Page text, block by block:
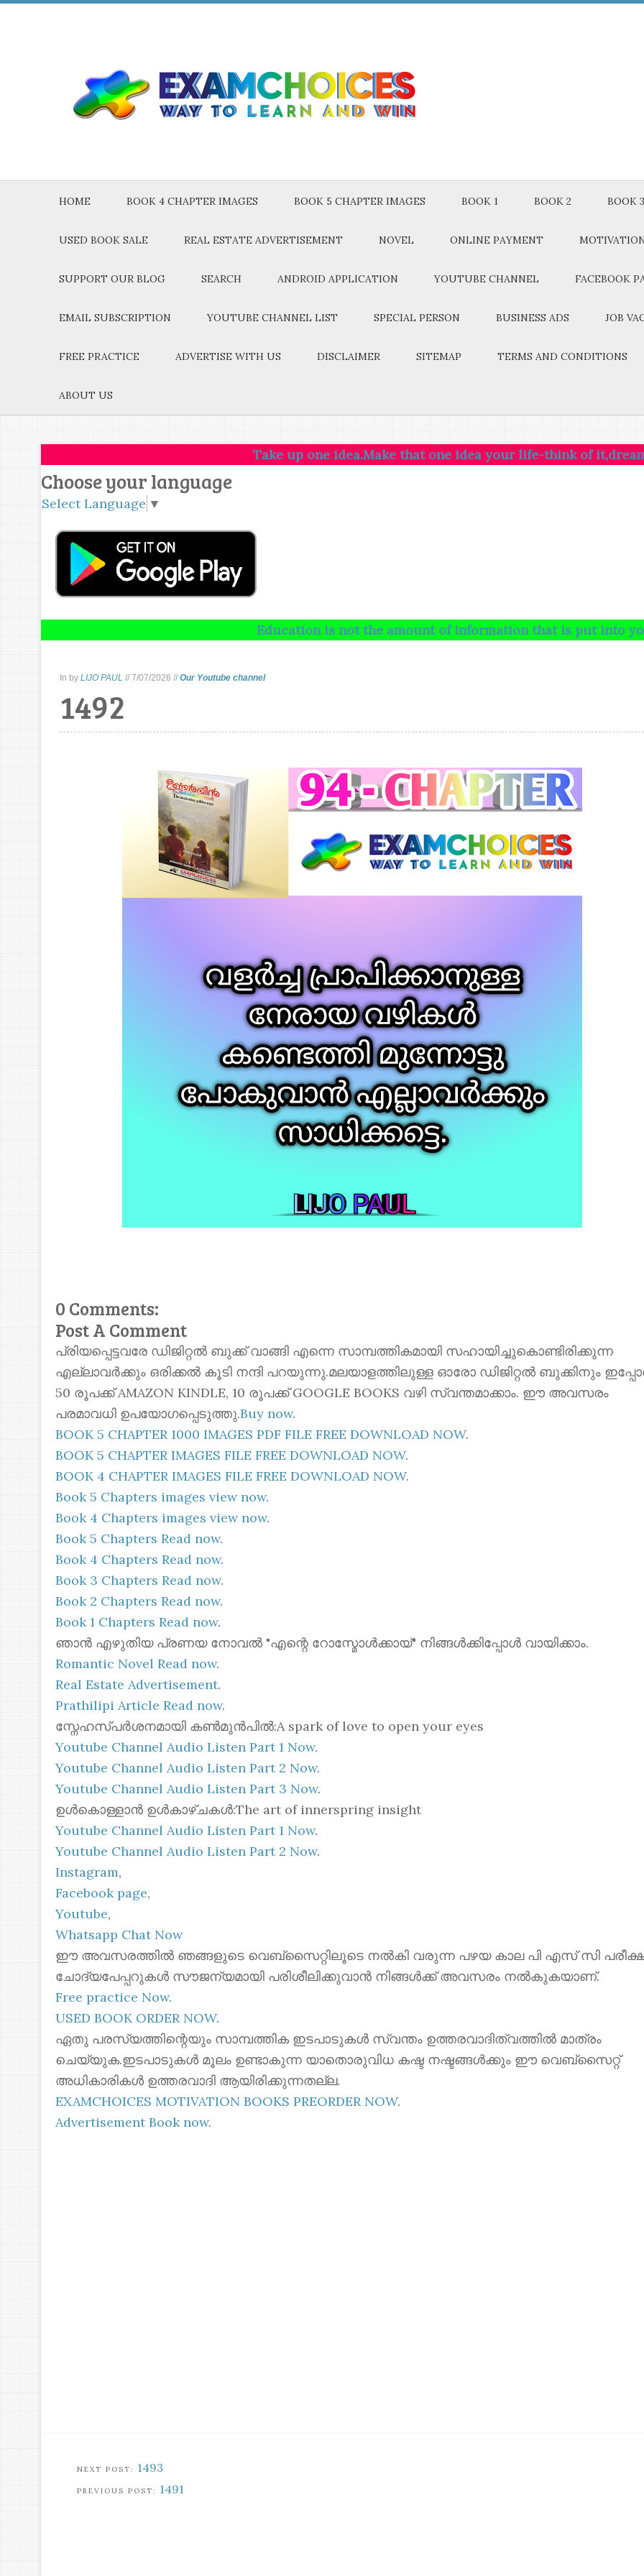
HOME BOOK 4 CHAPTER IMAGES BOOK 5 CHAPTER IMAGES BOOK 1 BOOK 2 BOOK 3
USED BOOK SALE REAL ESTATE ADVERTISEMENT NOVEL ONLINE PAYMENT
SUPPORT OUR BLOG SEARCH ANDROID APPLICATION YOUTUBE CHANNEL FACEBOOK
EMAIL SUBSCRIPTION YOUTUBE CHANNEL LIST SPECIAL PERSON BUSINESS ADS JOB
FREE PRACTICE ADVERTISE WITH US DISCLAIMER SITEMAP TERMS AND CONDITIONS
ABOUT US
Take up one idea.Make that one idea your life-think of it,dream of
Choose your language
Select Language ▼
Education is not the amount of information that is put into your brain
In by LIJO PAUL // 7/07/2026 // Our Youtube channel
1492
0 Comments:
Post A Comment
പ്രിയപ്പെട്ടവരേ ഡിജിറ്റൽ ബുക്ക് വാങ്ങി എന്നെ സാമ്പത്തികമായി സഹായിച്ചുകൊണ്ടിരിക്കുന്ന
എല്ലാവർക്കും ഒരിക്കൽ കൂടി നന്ദി പറയുന്നു.മലയാളത്തിലുള്ള ഓരോ ഡിജിറ്റൽ ബുക്കിനും
50 രൂപക്ക് AMAZON KINDLE, 10 രൂപക്ക് GOOGLE BOOKS വഴി സ്വന്തമാക്കാം. ഈ അവസരം
പരമാവധി ഉപയോഗപ്പെടുത്തു.Buy now.
BOOK 5 CHAPTER 1000 IMAGES PDF FILE FREE DOWNLOAD NOW.
BOOK 5 CHAPTER IMAGES FILE FREE DOWNLOAD NOW.
BOOK 4 CHAPTER IMAGES FILE FREE DOWNLOAD NOW.
Book 5 Chapters images view now.
Book 4 Chapters images view now.
Book 5 Chapters Read now.
Book 4 Chapters Read now.
Book 3 Chapters Read now.
Book 2 Chapters Read now.
Book 1 Chapters Read now.
ഞാൻ എഴുതിയ പ്രണയ നോവൽ "എന്റെ റോസ്മോൾക്കായ്" നിങ്ങൾക്കിപ്പോൾ വായിക്കാം.
Romantic Novel Read now.
Real Estate Advertisement.
Prathilipi Article Read now.
സ്നേഹസ്പർശനമായി കൺമുൻപിൽ:A spark of love to open your eyes
Youtube Channel Audio Listen Part 1 Now.
Youtube Channel Audio Listen Part 2 Now.
Youtube Channel Audio Listen Part 3 Now.
ഉൾകൊള്ളാൻ ഉൾകാഴ്ചകൾ:The art of innerspring insight
Youtube Channel Audio Listen Part 1 Now.
Youtube Channel Audio Listen Part 2 Now.
Instagram,
Facebook page,
Youtube,
Whatsapp Chat Now
ഈ അവസരത്തിൽ ഞങ്ങളുടെ വെബ്സൈറ്റിലൂടെ നൽകി വരുന്ന പഴയ കാല പി എസ് സി
ചോദ്യപേപ്പറുകൾ സൗജന്യമായി പരിശീലിക്കുവാൻ നിങ്ങൾക്ക് അവസരം നൽകുകയാണ്.
Free practice Now.
USED BOOK ORDER NOW.
ഏതു പരസ്യത്തിന്റെയും സാമ്പത്തിക ഇടപാടുകൾ സ്വന്തം ഉത്തരവാദിത്വത്തിൽ മാത്രം
ചെയ്യുക.ഇടപാടുകൾ മൂലം ഉണ്ടാകുന്ന യാതൊരുവിധ കഷ്ട നഷ്ടങ്ങൾക്കും ഈ വെബ്സൈറ്റ്
അധികാരികൾ ഉത്തരവാദി ആയിരിക്കുന്നതല്ല.
EXAMCHOICES MOTIVATION BOOKS PREORDER NOW.
Advertisement Book now.
1493
1491